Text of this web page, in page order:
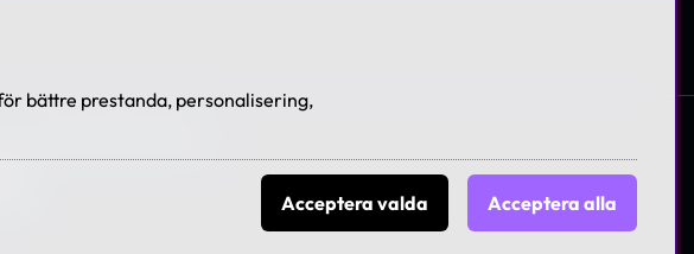
bättre prestanda, personalisering,
Acceptera valda Acceptera alla